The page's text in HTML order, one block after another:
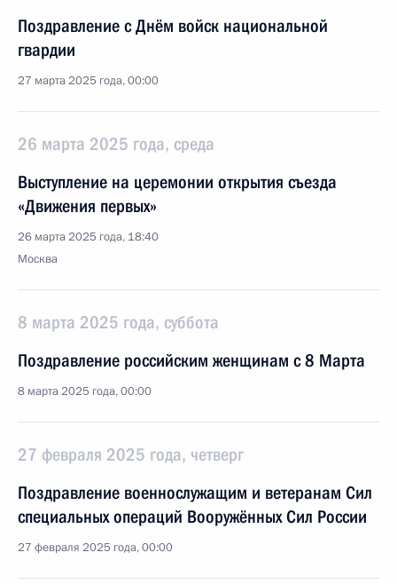
Поздравление с Днём войск национальной
гвардии
27 марта 2025 года, 00:00
26 марта 2025 года, среда
Выступление на церемонии открытия съезда
«Движения первых»
26 марта 2025 года, 18:40
Москва
8 марта 2025 года, суббота
Поздравление российским женщинам с 8 Марта
8 марта 2025 года, 00:00
27 февраля 2025 года, четверг
Поздравление военнослужащим и ветеранам Сил
специальных операций Вооружённых Сил России
27 февраля 2025 года, 00:00